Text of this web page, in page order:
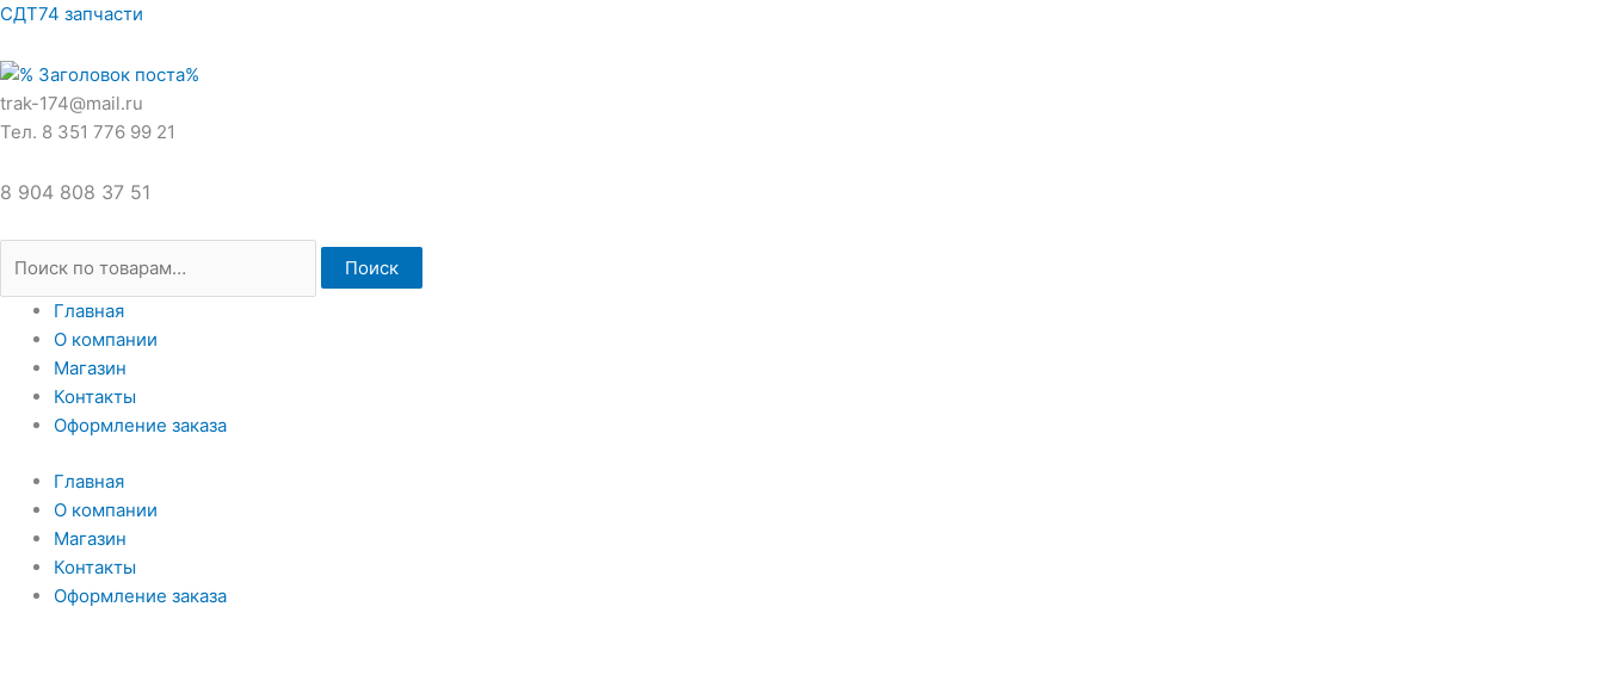
Перейти
содержимому
СДТ74 запчасти
trak-174@mail.ru
Тел. 8 351 776 99 21
8 904 808 37 51
Искать:
Поиск
Главная
О компании
Магазин
Контакты
Оформление заказа
Главная
О компании
Магазин
Контакты
Оформление заказа